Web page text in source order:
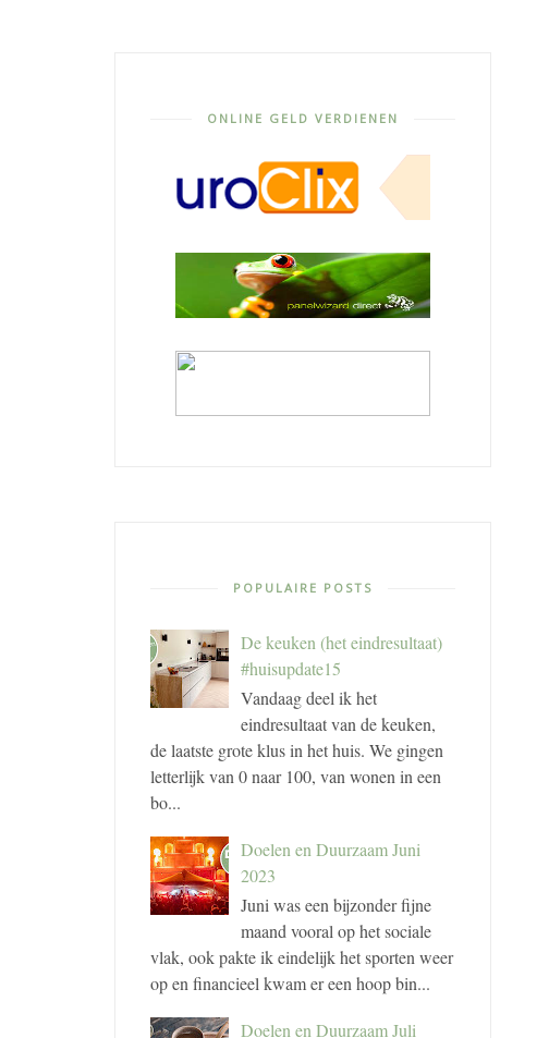
ONLINE GELD VERDIENEN
POPULAIRE POSTS
De keuken (het eindresultaat)
#huisupdate15
Vandaag deel ik het
eindresultaat van de keuken,
de laatste grote klus in het huis. We gingen
letterlijk van 0 naar 100, van wonen in een
bo...
Doelen en Duurzaam Juni
2023
Juni was een bijzonder fijne
maand vooral op het sociale
vlak, ook pakte ik eindelijk het sporten weer
op en financieel kwam er een hoop bin...
Doelen en Duurzaam Juli